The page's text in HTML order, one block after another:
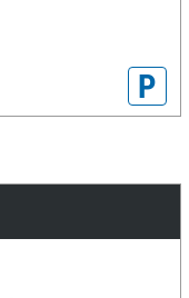
P